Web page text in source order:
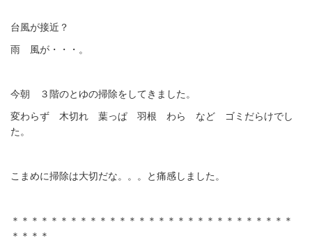
台風が接近？
雨 風が・・・。
今朝 ３階のとゆの掃除をしてきました。
変わらず 木切れ 葉っぱ 羽根 わら など ゴミだらけでし
た。
こまめに掃除は大切だな。。。と痛感しました。
＊＊＊＊＊＊＊＊＊＊＊＊＊＊＊＊＊＊＊＊＊＊＊＊＊＊＊＊＊
＊＊＊＊